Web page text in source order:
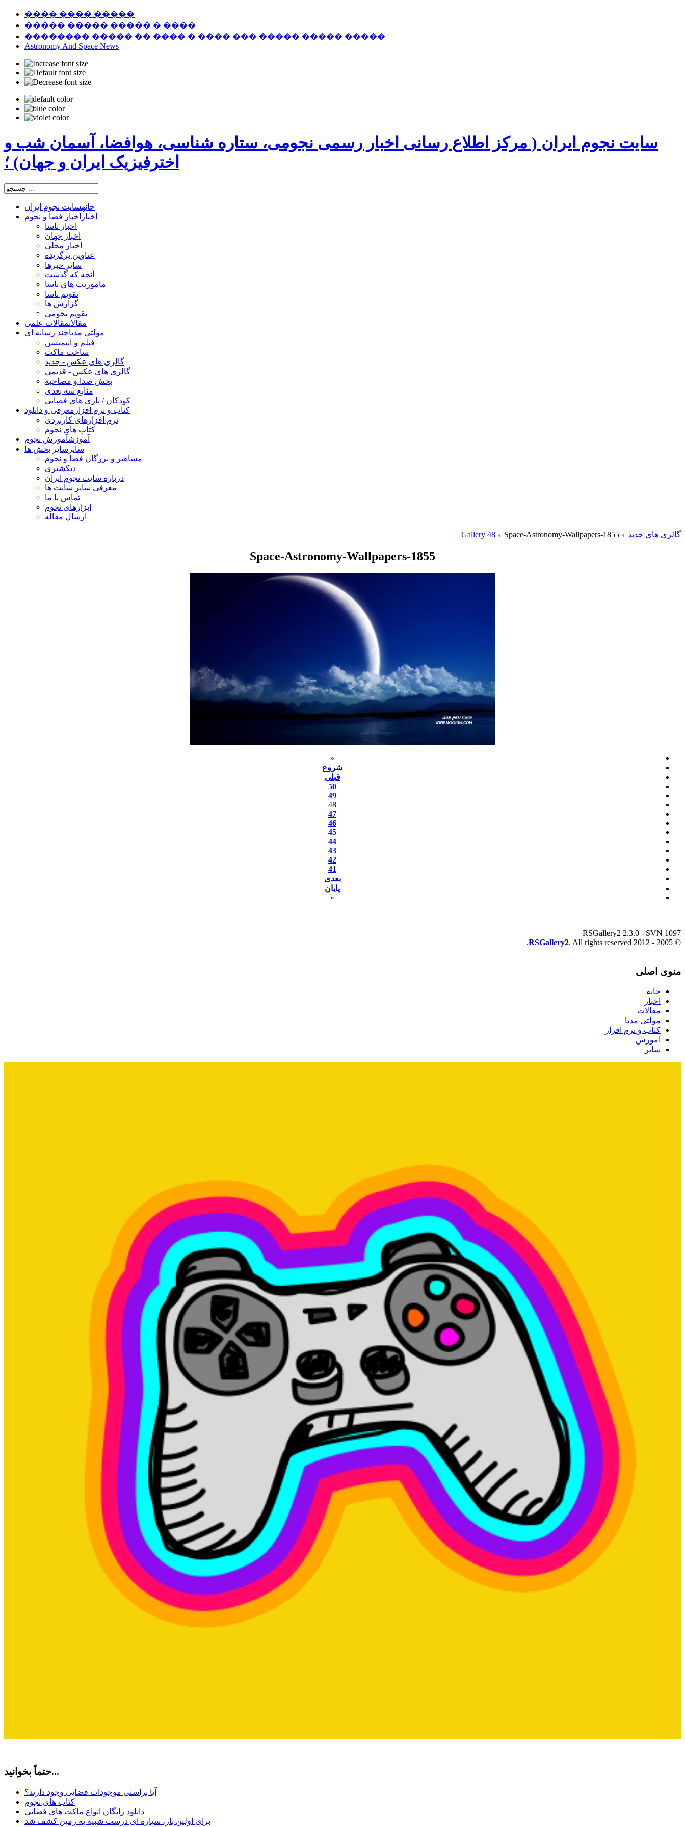
���� ���� �����
����� ����� ����� � ����
�������� ����� �� ���� � ���� ��� ����� ����� �����
Astronomy And Space News
سایت نجوم ایران ( مرکز اطلاع رسانی اخبار رسمی نجومی، ستاره شناسی، هوافضا، آسمان شب و
اخترفیزیک ایران و جهان) ؛
خانهسایت نجوم ایران
اخبار اخبار فضا و نجوم
اخبار ناسا
اخبار جهان
اخبار محلی
عناوین برگزیده
سایر خبرها
آنچه که گذشت
ماموریت های ناسا
تقویم ناسا
گزارش ها
تقویم نجومی
مقالاتمقالات علمی
مولتی مدیاچند رسانه اي
فیلم و انیمیشن
ساخت ماکت
گالری های عکس - جدید
گالری های عکس - قدیمی
بخش صدا و مصاحبه
منابع سه بعدی
کودکان / بازی های فضایی
کتاب و نرم افزار معرفی و دانلود
نرم افزارهای کاربردی
کتاب های نجوم
آموزشآموزش نجوم
سایر سایر بخش ها
مشاهیر و بزرگان فضا و نجوم
دیکشنری
درباره سایت نجوم ایران
معرفی سایر سایت ها
تماس با ما
ابزارهای نجوم
ارسال مقاله
گالری های جدید Gallery 48 Space-Astronomy-Wallpapers-1855
Space-Astronomy-Wallpapers-1855
«
شروع
قبلی
50
49
48
47
46
45
44
43
42
41
بعدی
پایان
»
RSGallery2 2.3.0 - SVN 1097
© 2005 - 2012
RSGallery2. All rights reserved.
منوی اصلی
خانه
اخبار
مقالات
مولتی مدیا
کتاب و نرم افزار
آموزش
سایر
حتماً بخوانید...
آیا براستی موجودات فضایی وجود دارند؟
کتاب های نجوم
دانلود رایگان انواع ماکت های فضایی
برای اولین بار، سیاره ای درست شبیه به زمین کشف شد